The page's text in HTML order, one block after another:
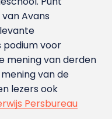
Avans
voor
mening van derden
van de
lezers ook
Persbureau